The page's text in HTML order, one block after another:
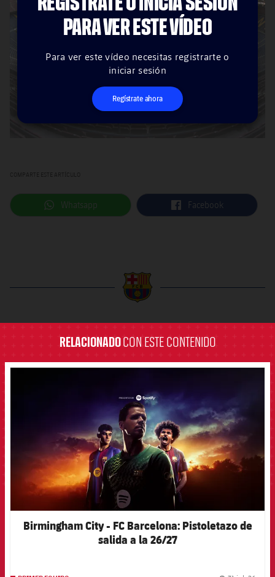
PARA VER ESTE VÍDEO
Para ver este vídeo necesitas registrarte o
iniciar sesión
Regístrate ahora
label.aria.whatsapp
Whatsapp label.aria.facebook
Facebook
RELACIONADOCON ESTE CONTENIDO
Birmingham City - FC Barcelona: Pistoletazo de
salida a la 26/27